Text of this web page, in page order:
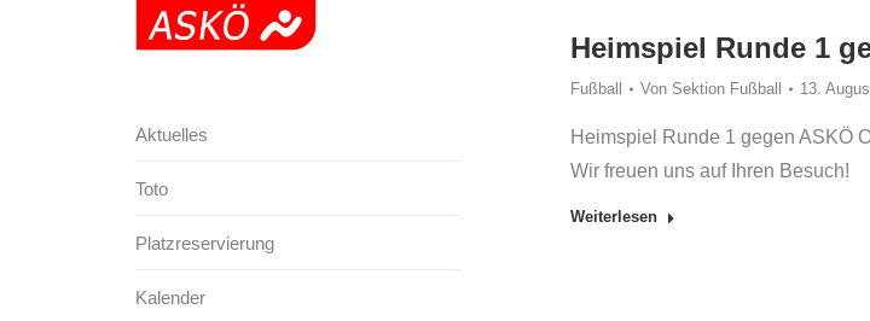
Heimspiel Runde 1
Fußball Von Sektion Fußball 13.
Heimspiel Runde 1 gegen ASKÖ
Wir freuen uns auf Ihren Besuch!
Weiterlesen
Aktuelles
Toto
Platzreservierung
Kalender